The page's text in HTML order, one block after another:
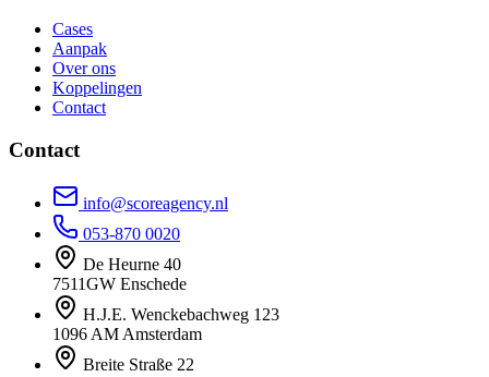
Cases
Aanpak
Over ons
Koppelingen
Contact
Contact
info@scoreagency.nl
053-870 0020
De Heurne 40
7511GW Enschede
H.J.E. Wenckebachweg 123
1096 AM Amsterdam
Breite Straße 22